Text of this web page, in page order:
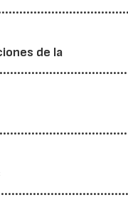
de la